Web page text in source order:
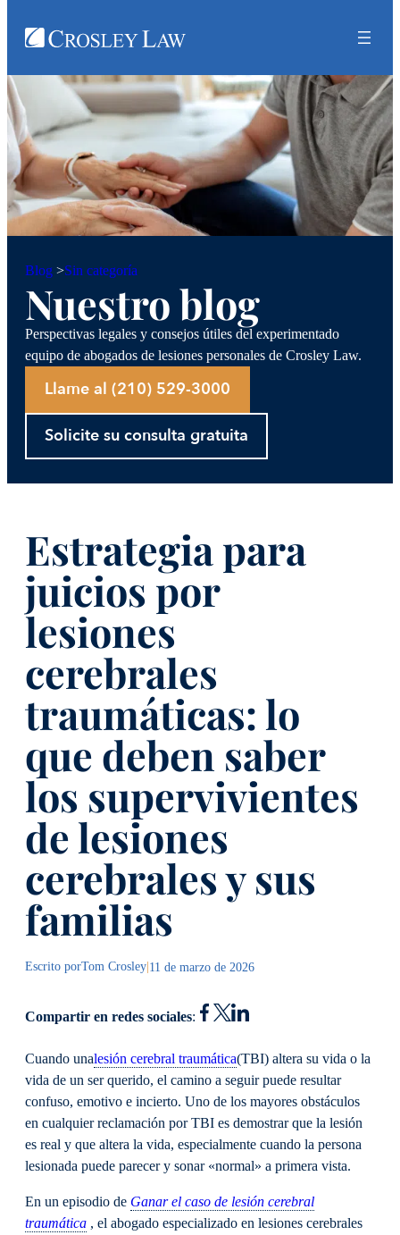
Blog >Sin categoría
Nuestro blog
Perspectivas legales y consejos útiles del experimentado
equipo de abogados de lesiones personales de Crosley Law.
Llame al (210) 529-3000
Solicite su consulta gratuita
Estrategia para
juicios por
lesiones
cerebrales
traumáticas: lo
que deben saber
los supervivientes
de lesiones
cerebrales y sus
familias
Escrito porTom Crosley|11 de marzo de 2026
Compartir en redes sociales:
Cuando unalesión cerebral traumática(TBI) altera su vida o la
vida de un ser querido, el camino a seguir puede resultar
confuso, emotivo e incierto. Uno de los mayores obstáculos
en cualquier reclamación por TBI es demostrar que la lesión
es real y que altera la vida, especialmente cuando la persona
lesionada puede parecer y sonar «normal» a primera vista.
En un episodio de Ganar el caso de lesión cerebral
traumática , el abogado especializado en lesiones cerebrales